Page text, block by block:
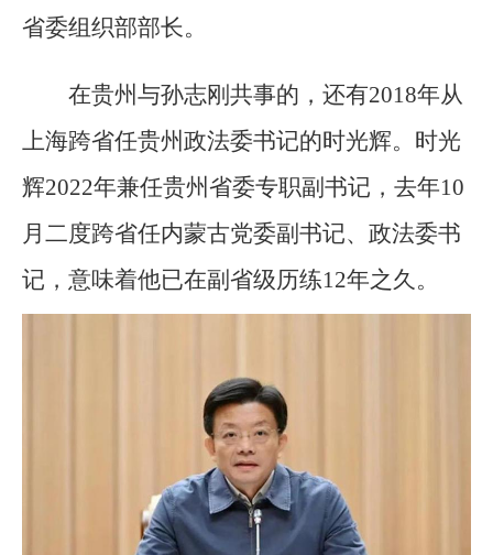
省委组织部部长。
在贵州与孙志刚共事的，还有2018年从
上海跨省任贵州政法委书记的时光辉。时光
辉2022年兼任贵州省委专职副书记，去年10
月二度跨省任内蒙古党委副书记、政法委书
记，意味着他已在副省级历练12年之久。